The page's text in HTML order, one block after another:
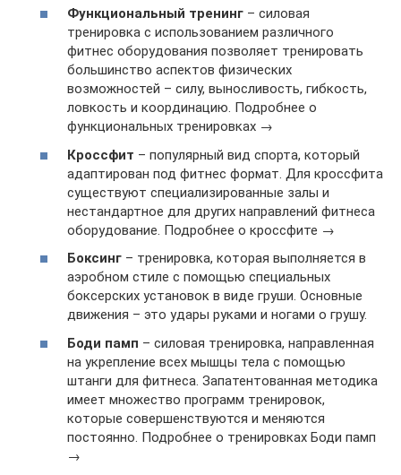
Функциональный тренинг – силовая
тренировка с использованием различного
фитнес оборудования позволяет тренировать
большинство аспектов физических
возможностей – силу, выносливость, гибкость,
ловкость и координацию. Подробнее о
функциональных тренировках →
Кроссфит – популярный вид спорта, который
адаптирован под фитнес формат. Для кроссфита
существуют специализированные залы и
нестандартное для других направлений фитнеса
оборудование. Подробнее о кроссфите →
Боксинг – тренировка, которая выполняется в
аэробном стиле с помощью специальных
боксерских установок в виде груши. Основные
движения – это удары руками и ногами о грушу.
Боди памп – силовая тренировка, направленная
на укрепление всех мышцы тела с помощью
штанги для фитнеса. Запатентованная методика
имеет множество программ тренировок,
которые совершенствуются и меняются
постоянно. Подробнее о тренировках Боди памп
→